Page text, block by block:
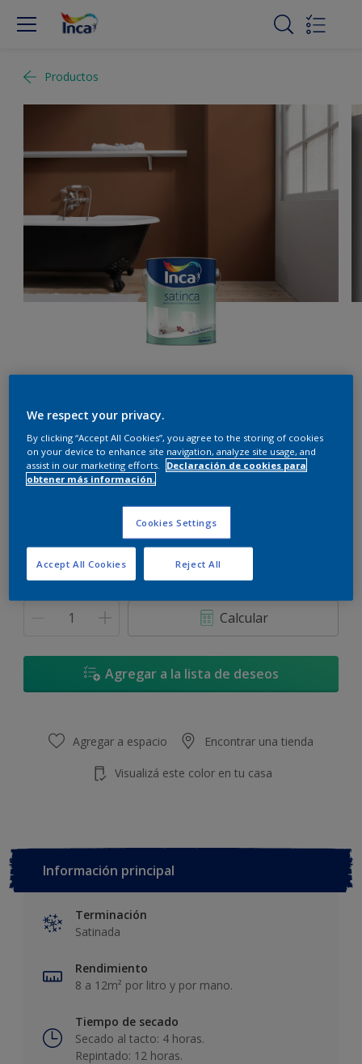
Productos
Té de la Tarde - 80YR 21/226
Cambiar de color
900 ML
Calcular
Agregar a la lista de deseos
Agregar a espacio Encontrar una tienda
Visualizá este color en tu casa
Información principal
Terminación
Satinada
Rendimiento
8 a 12m² por litro y por mano.
Tiempo de secado
Secado al tacto: 4 horas.
Repintado: 12 horas.
We respect your privacy.
By clicking “Accept All Cookies”, you agree to the storing of cookies
on your device to enhance site navigation, analyze site usage, and
assist in our marketing efforts.
Declaración de cookies para
obtener más información.
Cookies Settings
Reject All
Accept All Cookies